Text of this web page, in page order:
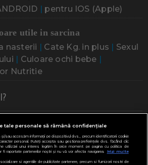
| pentru IOS (Apple)
utile in sarcina
nasterii | Cate Kg. in plus | Sexul
| Culoare ochi bebe |
Nutritie
Probleme cu sarcina
alaptare Bebe plange
Cresa, Gradinta
tale personale să rămână confidențiale
sau accesăm informații pe dispozitivul dvs., precum identificatorii cookie
personal. Puteți accepta sau gestiona preferințele dvs. făcând clic
utilizării unui interes legitim în orice moment pe pagina cu politica de
fi raportate partenerilor noștri și nu vă vor afecta navigarea.
Mai multe
si agentiile de publicitate partenere, precum si furnizorii nostri de